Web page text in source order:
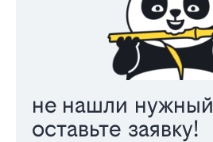
не нашли
оставьте заявку!